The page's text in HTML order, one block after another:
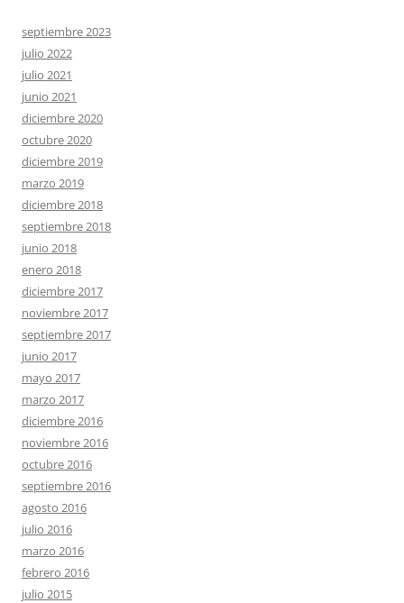
septiembre 2023
julio 2022
julio 2021
junio 2021
diciembre 2020
octubre 2020
diciembre 2019
marzo 2019
diciembre 2018
septiembre 2018
junio 2018
enero 2018
diciembre 2017
noviembre 2017
septiembre 2017
junio 2017
mayo 2017
marzo 2017
diciembre 2016
noviembre 2016
octubre 2016
septiembre 2016
agosto 2016
julio 2016
marzo 2016
febrero 2016
julio 2015